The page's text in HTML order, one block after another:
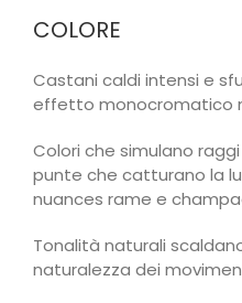
COLORE
Castani caldi intensi e
effetto monocromatico
Colori che simulano
punte che catturano la
nuances rame e
Tonalità naturali
naturalezza dei